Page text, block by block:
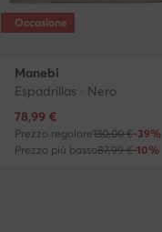
Occasione
Manebi
Espadrillas · Nero
Prezzo attuale
78,99 €
Prezzo regolare130,00 €-39%
Prezzo più basso87,99 €-10%